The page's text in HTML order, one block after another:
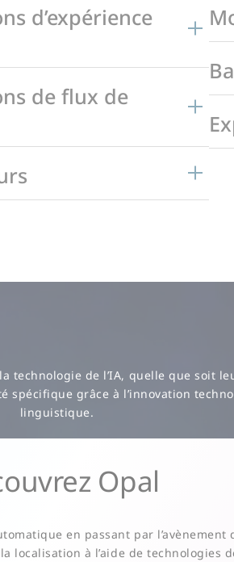
d’expérience
de flux de
de l’IA, quelle que soit
spécifique grâce à l’innovation
linguistique.
Opal
en passant par
localisation à l’aide de technologies